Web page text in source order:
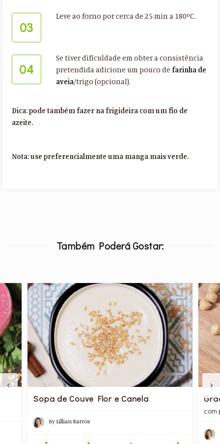
03
Leve ao forno por cerca de 25 min a 180ºC.
04
Se tiver dificuldade em obter a consistência
pretendida adicione um pouco de farinha de
aveia/trigo (opcional).
Dica: pode também fazer na frigideira com um fio de
azeite.
Nota: use preferencialmente uma manga mais verde.
Também Poderá Gostar:
Sopa de Couve Flor e Canela
By Lillian Barros
com